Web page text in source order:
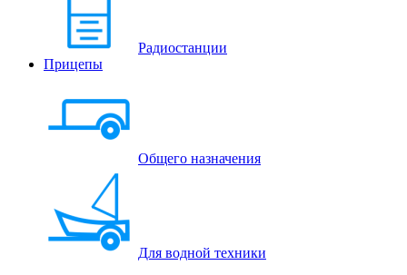
Радиостанции
Прицепы
Общего назначения
Для водной техники